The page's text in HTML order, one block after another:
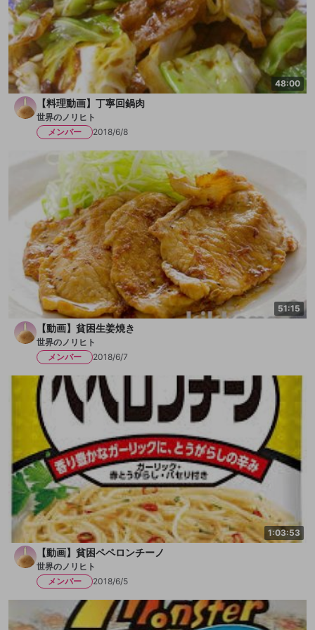
48:00
【料理動画】丁寧回鍋肉
世界のノリヒト
メンバー
2018/6/8
51:15
【動画】貧困生姜焼き
世界のノリヒト
メンバー
2018/6/7
1:03:53
【動画】貧困ペペロンチーノ
世界のノリヒト
メンバー
2018/6/5